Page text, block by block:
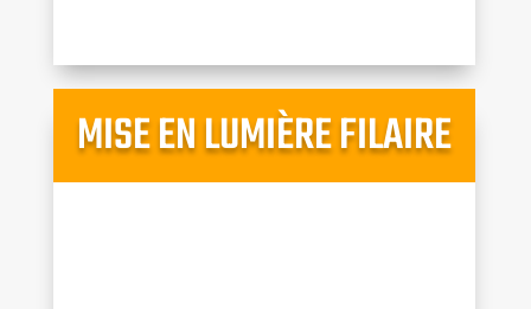
MISE EN LUMIÈRE FILAIRE